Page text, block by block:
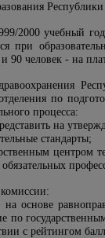
2000 учебный
при
90 человек - на
по
процесса:
на
стандарты;
центром
обязательных
на основе
по
с рейтингом